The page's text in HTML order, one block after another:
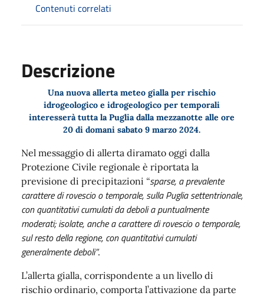
Contenuti correlati
Descrizione
Una nuovaallerta meteo giallaper rischio
idrogeologico e idrogeologico per temporali
interesserà tutta la Pugliadalla mezzanotte alle ore
20 di domanisabato 9 marzo 2024.
Nel messaggio di allerta diramato oggi dalla
Protezione Civile regionale è riportata la
previsione di precipitazioni “sparse, a prevalente
carattere di rovescio o temporale, sulla Puglia settentrionale,
con quantitativi cumulati da deboli a puntualmente
moderati; isolate, anche a carattere di rovescio o temporale,
sul resto della regione, con quantitativi cumulati
generalmente deboli”.
L’allerta gialla, corrispondente a un livello di
rischio ordinario, comporta l’attivazione da parte